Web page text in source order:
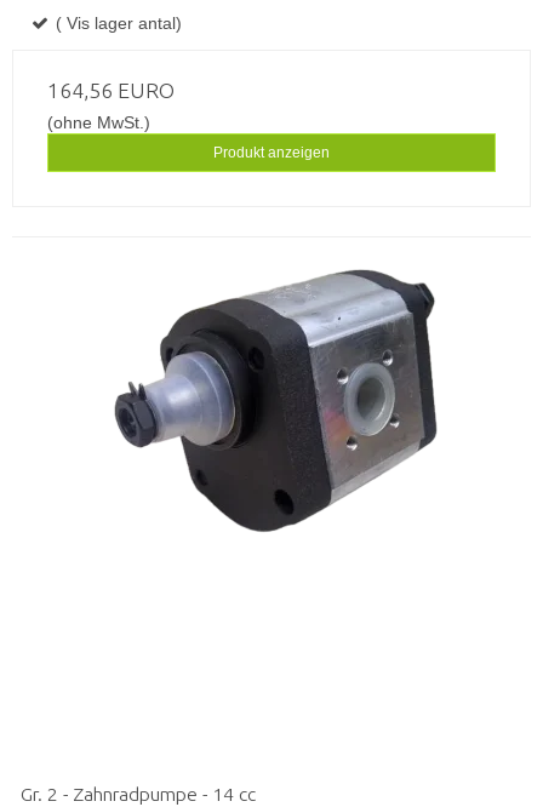
( Vis lager antal)
164,56 EURO
(ohne MwSt.)
Produkt anzeigen
Gr. 2 - Zahnradpumpe - 14 cc